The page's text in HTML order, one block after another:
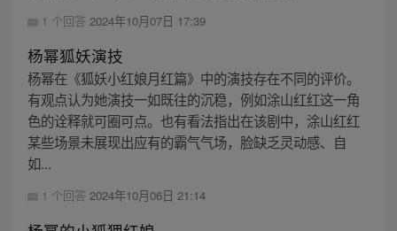
1 个回答 2024年10月07日 17:39
杨幂狐妖演技
杨幂在《狐妖小红娘月红篇》中的演技存在不同的评价。
有观点认为她演技一如既往的沉稳，例如涂山红红这一角
色的诠释就可圈可点。也有看法指出在该剧中，涂山红红
某些场景未展现出应有的霸气气场，脸缺乏灵动感、自
如...
1 个回答 2024年10月06日 21:14